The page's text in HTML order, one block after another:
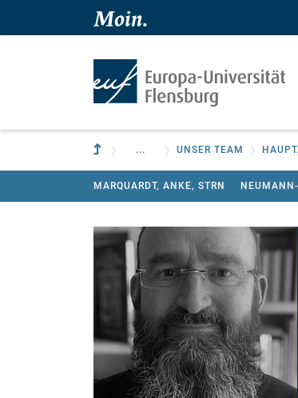
Zum Hauptinhalt springen
Zur Navigation springen
Zur übergeordneten Einrichtung
... UNSER TEAM
MARQUARDT, ANKE, STRN